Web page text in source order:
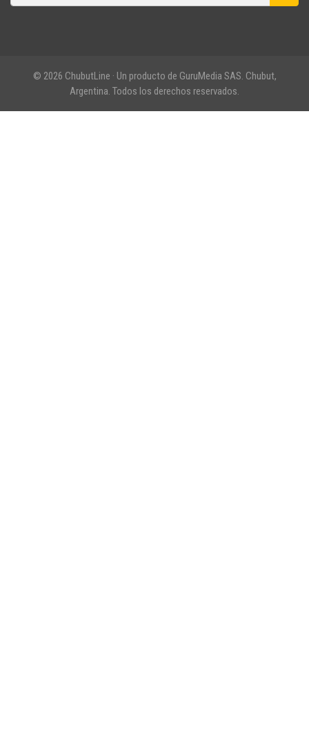
© 2026 ChubutLine · Un producto de GuruMedia SAS. Chubut,
Argentina. Todos los derechos reservados.